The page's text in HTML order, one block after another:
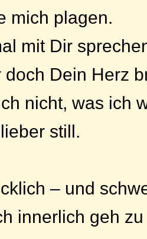
mich plagen.
mit Dir
doch Dein Herz
nicht, was ich
still.
– und
innerlich geh